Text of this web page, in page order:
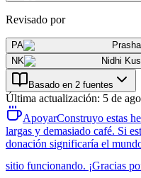
Revisado por
PA
NK
Nidhi
Basado en 2 fuentes
Última actualización: 5 de
ApoyarConstruyo estas
largas y demasiado café. Si
donación significaría el
sitio funcionando. ¡Gracias